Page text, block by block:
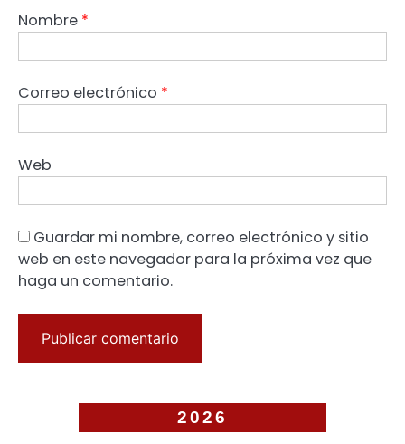
Nombre *
Correo electrónico *
Web
Guardar mi nombre, correo electrónico y sitio
web en este navegador para la próxima vez que
haga un comentario.
2026